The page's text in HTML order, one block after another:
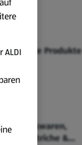
Fairtrade Produkte
Backwaren,
Aufstriche &
ALDI